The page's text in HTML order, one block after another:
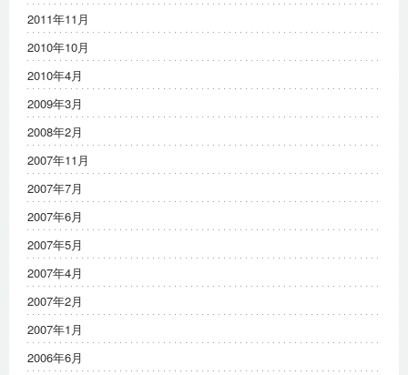
2011年11月
2010年10月
2010年4月
2009年3月
2008年2月
2007年11月
2007年7月
2007年6月
2007年5月
2007年4月
2007年2月
2007年1月
2006年6月